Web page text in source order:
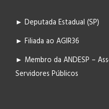
► Deputada Estadual (SP)
► Filiada ao AGIR36
► Membro da ANDESP –
Servidores Públicos